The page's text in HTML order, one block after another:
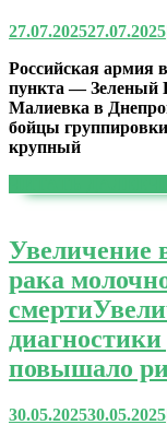
27.07.202527.07.2025
Российская армия
пункта — Зеленый
Малиевка в
бойцы
крупный
Увеличение
рака
смерти
повышало
30.05.202530.05.2025